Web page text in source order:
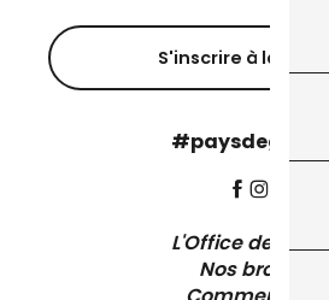
S'inscrire à la
L'Office de
Nos brochures